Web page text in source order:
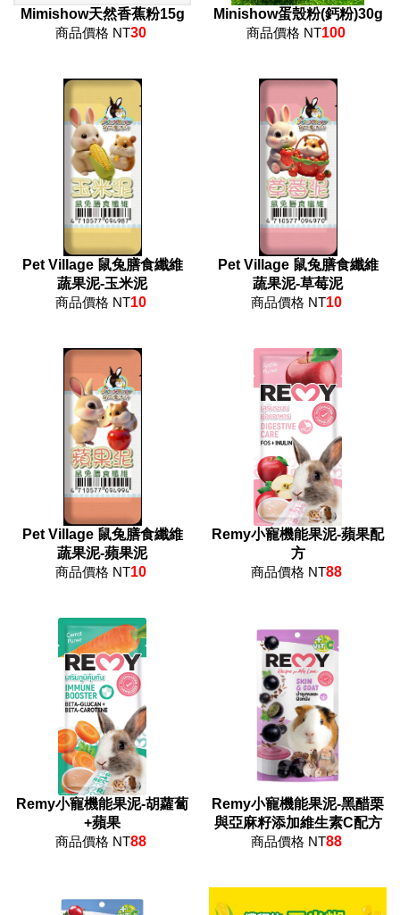
Mimishow天然香蕉粉15g
商品價格 NT30
Minishow蛋殼粉(鈣粉)30g
商品價格 NT100
Pet Village 鼠兔膳食纖維
蔬果泥-玉米泥
商品價格 NT10
Pet Village 鼠兔膳食纖維
蔬果泥-草莓泥
商品價格 NT10
Pet Village 鼠兔膳食纖維
蔬果泥-蘋果泥
商品價格 NT10
Remy小寵機能果泥-蘋果配
方
商品價格 NT88
Remy小寵機能果泥-胡蘿蔔
+蘋果
商品價格 NT88
Remy小寵機能果泥-黑醋栗
與亞麻籽添加維生素C配方
商品價格 NT88